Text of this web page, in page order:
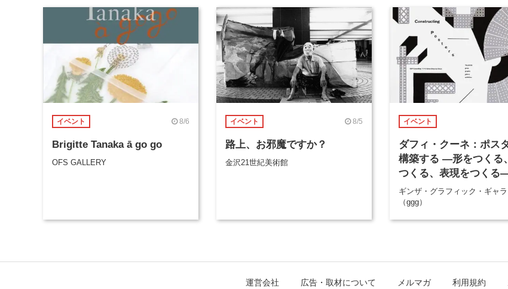
イベント 8/6
Brigitte Tanaka ā go go
OFS GALLERY
イベント 8/5
路上、お邪魔ですか？
金沢21世紀美術館
イベント
ダフィ・クーネ：ポス
構築する ―形をつくる
つくる、表現をつくる
ギンザ・グラフィック・ギャ
（ggg）
運営会社 広告・取材について メルマガ 利用規約